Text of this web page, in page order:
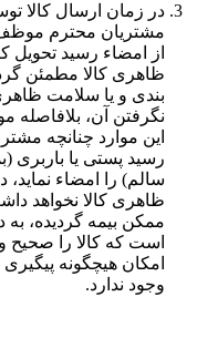
در زمان ارسال کالا
مشتریان محترم
از امضاء رسید تحویل
ظاهری کالا مطمئن
بندی و یا سلامت
نگرفتن آن، بلافاصله
این موارد چنانچه
رسید پستی یا باربری
سالم) را امضاء
ظاهری کالا نخواهد
ممکن بیمه گردیده، به
است که کالا را صحیح
امکان هیچگونه
وجود ندارد.